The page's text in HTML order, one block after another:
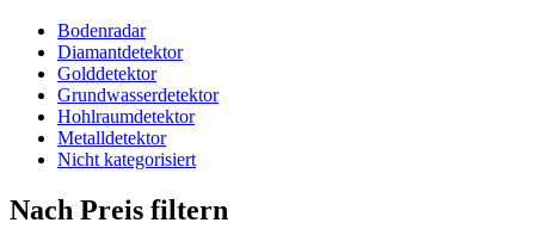
Bodenradar
Diamantdetektor
Golddetektor
Grundwasserdetektor
Hohlraumdetektor
Metalldetektor
Nicht kategorisiert
Nach Preis filtern